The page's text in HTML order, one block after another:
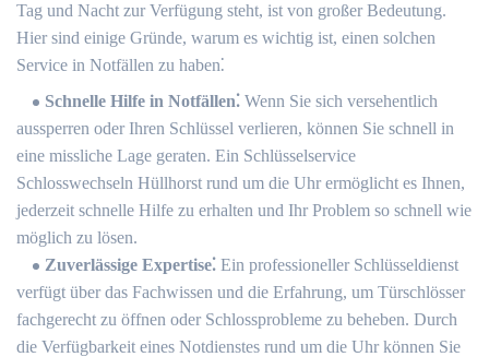
Tag und Nacht zur Verfügung steht, ist von großer Bedeutung.​
Hier sind einige Gründe, warum es wichtig ist, einen solchen
Service in Notfällen zu haben⁚
Schnelle Hilfe in Notfällen⁚ Wenn Sie sich versehentlich
aussperren oder Ihren Schlüssel verlieren, können Sie schnell in
eine missliche Lage geraten.​ Ein Schlüsselservice
Schlosswechseln Hüllhorst rund um die Uhr ermöglicht es Ihnen,
jederzeit schnelle Hilfe zu erhalten und Ihr Problem so schnell wie
möglich zu lösen.​
Zuverlässige Expertise⁚ Ein professioneller Schlüsseldienst
verfügt über das Fachwissen und die Erfahrung, um Türschlösser
fachgerecht zu öffnen oder Schlossprobleme zu beheben. Durch
die Verfügbarkeit eines Notdienstes rund um die Uhr können Sie